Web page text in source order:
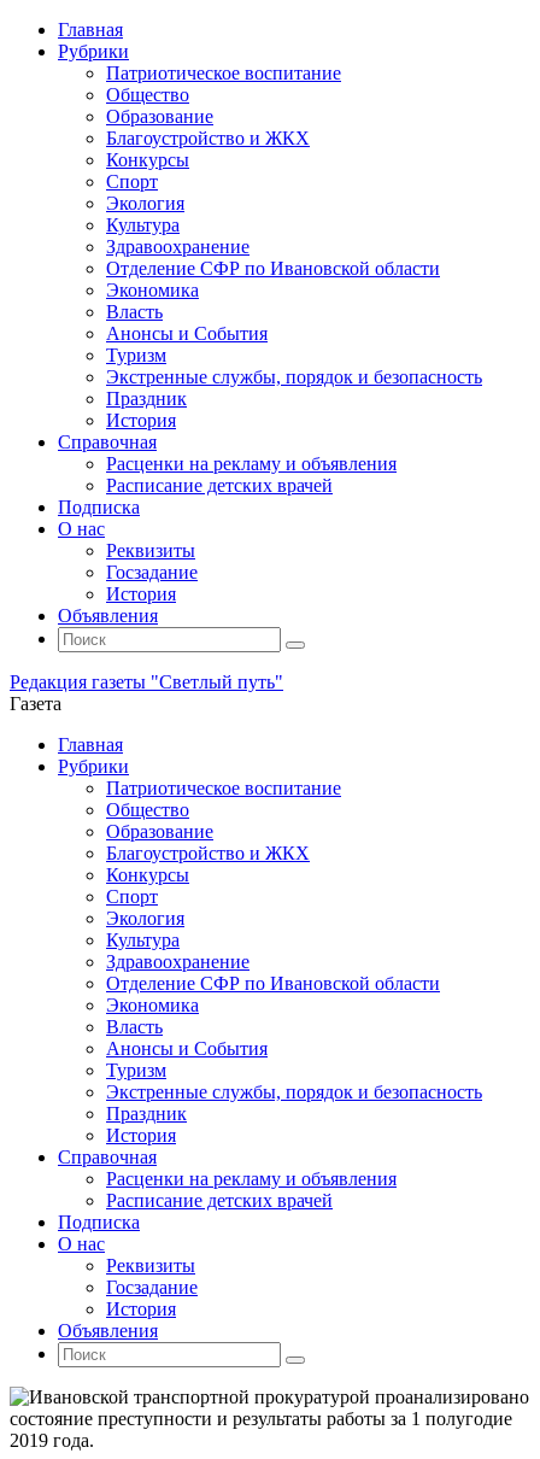
Главная
Рубрики
Патриотическое воспитание
Общество
Образование
Благоустройство и ЖКХ
Конкурсы
Спорт
Экология
Культура
Здравоохранение
Отделение СФР по Ивановской области
Экономика
Власть
Анонсы и События
Туризм
Экстренные службы, порядок и безопасность
Праздник
История
Справочная
Расценки на рекламу и объявления
Расписание детских врачей
Подписка
О нас
Реквизиты
Госзадание
История
Объявления
Поиск
Искать:
Поиск
Редакция газеты "Светлый путь"
Газета
Промотать
содержимому
Главная
Рубрики
Патриотическое воспитание
Общество
Образование
Благоустройство и ЖКХ
Конкурсы
Спорт
Экология
Культура
Здравоохранение
Отделение СФР по Ивановской области
Экономика
Власть
Анонсы и События
Туризм
Экстренные службы, порядок и безопасность
Праздник
История
Справочная
Расценки на рекламу и объявления
Расписание детских врачей
Подписка
О нас
Реквизиты
Госзадание
История
Объявления
Поиск
Искать:
Поиск